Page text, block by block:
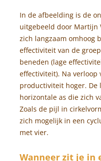
In de afbeelding is de
uitgebeeld door Martijn
zich langzaam omhoog
effectiviteit van de
beneden (lage
effectiviteit). Na
productiviteit hoger. De
horizontale as die zich
Zoals de pijl in
zich mogelijk in een
met vier.
Wanneer zit je in